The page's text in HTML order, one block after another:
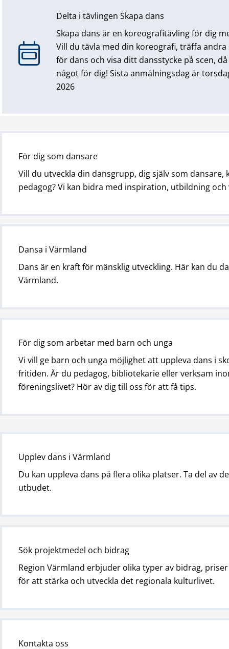
Delta i tävlingen Skapa dans
Skapa dans är en koreografitävling för dig
Vill du tävla med din koreografi, träffa
för dans och visa ditt dansstycke på scen,
något för dig! Sista anmälningsdag är
2026
För dig som dansare
Vill du utveckla din dansgrupp, dig själv som dansare,
pedagog? Vi kan bidra med inspiration, utbildning och
Dansa i Värmland
Dans är en kraft för mänsklig utveckling. Här kan du
Värmland.
För dig som arbetar med barn och unga
Vi vill ge barn och unga möjlighet att uppleva dans i
fritiden. Är du pedagog, bibliotekarie eller verksam
föreningslivet? Hör av dig till oss för att få tips.
Upplev dans i Värmland
Du kan uppleva dans på flera olika platser. Ta del av
utbudet.
Sök projektmedel och bidrag
Region Värmland erbjuder olika typer av bidrag,
för att stärka och utveckla det regionala kulturlivet.
Kontakta oss